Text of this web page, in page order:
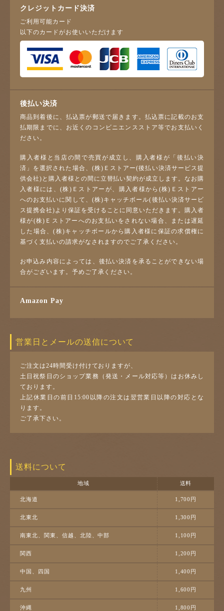
クレジットカード決済
ご利用可能カード
以下のカードがお使いいただけます
後払い決済
商品到着後に、払込票が郵送で届きます。払込票に記載のお支
払期限までに、お近くのコンビニエンスストア等でお支払いく
ださい。
購入者様と当店の間で売買が成立し、購入者様が「後払い決
済」を選択された場合、(株)Ｅストアー(後払い決済サービス提
供会社)と購入者様との間に立替払い契約が成立します。なお購
入者様には、(株)Ｅストアーが、購入者様から(株)Ｅストアー
へのお支払いに関して、(株)キャッチボール(後払い決済サービ
ス提携会社)より保証を受けることに同意いただきます。購入者
様が(株)Ｅストアーへのお支払いをされない場合、または遅延
した場合、(株)キャッチボールから購入者様に保証の求償権に
基づく支払いの請求がなされますのでご了承ください。
お申込み内容によっては、後払い決済を承ることができない場
合がございます。予めご了承ください。
Amazon Pay
営業日とメールの送信について
ご注文は24時間受け付けておりますが、
土日祝祭日のショップ業務（発送・メール対応等）はお休みし
ております。
上記休業日の前日15:00以降の注文は翌営業日以降の対応とな
ります。
ご了承下さい。
送料について
地域 送料
北海道 1,700円
北東北 1,300円
南東北、関東、信越、北陸、中部 1,100円
関西 1,200円
中国、四国 1,400円
九州 1,600円
沖縄 1,800円